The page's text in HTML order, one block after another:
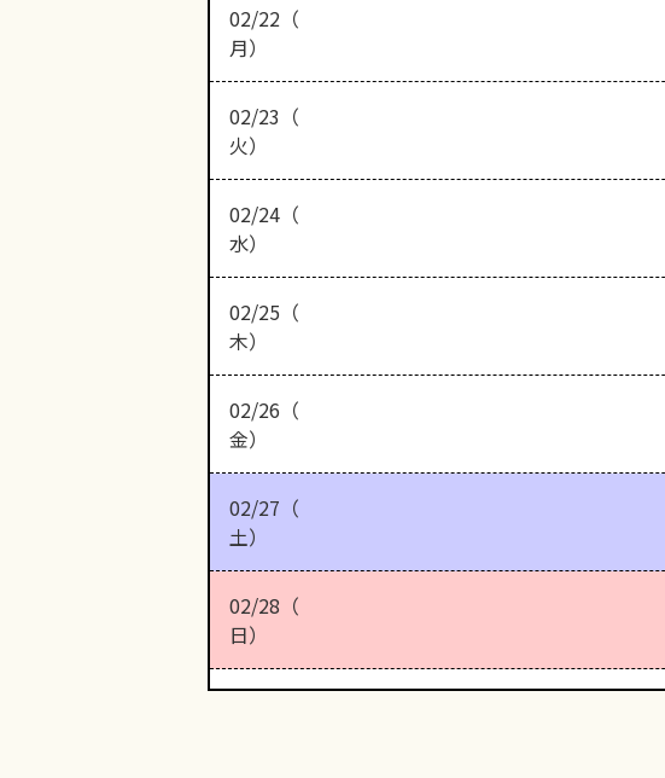
02/22（
月）
02/23（
火）
02/24（
水）
02/25（
木）
02/26（
金）
02/27（
土）
02/28（
日）